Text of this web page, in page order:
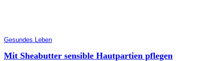
Gesundes Leben
Mit Sheabutter sensible Hautpartien pflegen